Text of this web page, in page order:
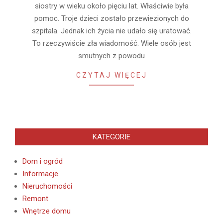
siostry w wieku około pięciu lat. Właściwie była
pomoc. Troje dzieci zostało przewiezionych do
szpitala. Jednak ich życia nie udało się uratować.
To rzeczywiście zła wiadomość. Wiele osób jest
smutnych z powodu
CZYTAJ WIĘCEJ
KATEGORIE
Dom i ogród
Informacje
Nieruchomości
Remont
Wnętrze domu